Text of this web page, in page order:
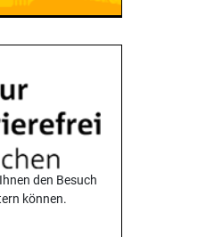
den Besuch
können.